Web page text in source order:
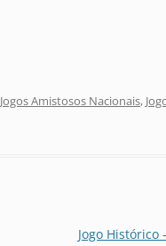
Jogos Amistosos Nacionais,
Jogo Histórico